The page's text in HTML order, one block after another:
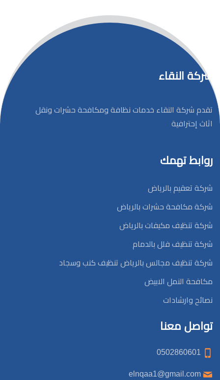
شركة النقاء
تقدم شركة النقاء خدمات نظافة ومكافحة حشرات ونقل
اثاث إحترافية
روابط تهمك
شركة تعقيم بالرياض
شركة مكافحة حشرات بالرياض
شركة تنظيف مكيفات بالرياض
شركة تنظيف فلل بالدمام
شركة تنظيف مجالس بالرياض تنظيف كنب وسجاد
مكافحة النمل الابيض
نصائح وارشادات
تواصل معنا